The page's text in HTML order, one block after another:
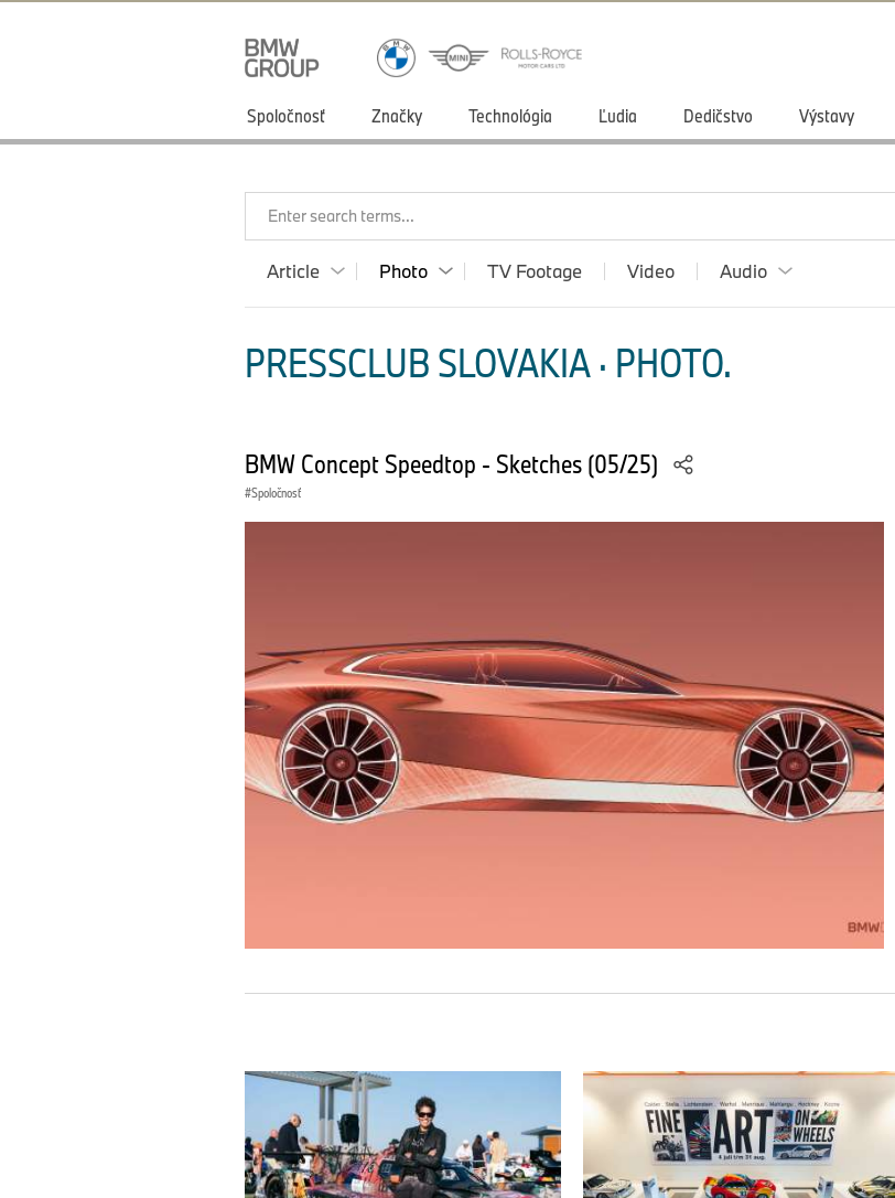
Spoločnosť Značky Technológia Ľudia Dedičstvo Výstavy
Enter search terms...
Article Photo TV Footage Video Audio
PRESSCLUB SLOVAKIA · PHOTO.
BMW Concept Speedtop - Sketches (05/25)
Spoločnosť